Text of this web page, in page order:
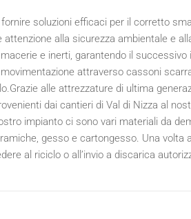
soluzioni efficaci per il corretto
attenzione alla sicurezza ambientale e
e inerti, garantendo il
attraverso cassoni
alle attrezzature di ultima
dai cantieri di Val di Nizza al
impianto ci sono vari materiali da
gesso e cartongesso. Una
al riciclo o all’invio a discarica